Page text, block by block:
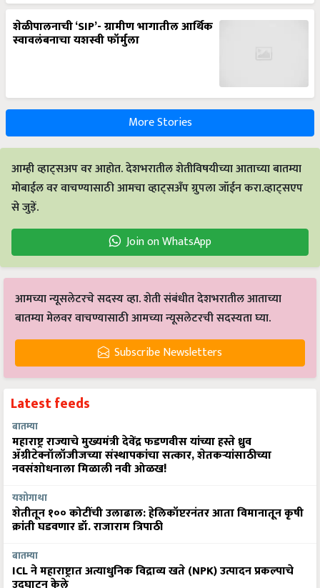
स्वावलंबनाचा यशस्वी फॉर्मुला
More Stories
आम्ही व्हाट्सअप वर आहोत. देशभरातील शेतीविषयीच्या आताच्या बातम्या
मोबाईल वर वाचण्यासाठी आमचा व्हाट्सअँप ग्रुपला जॉईन करा.व्हाट्सएप
से जुड़ें.
Join on WhatsApp
आमच्या न्यूसलेटरचे सदस्य व्हा. शेती संबंधीत देशभरातील आताच्या
बातम्या मेलवर वाचण्यासाठी आमच्या न्यूसलेटरची सदस्यता घ्या.
Subscribe Newsletters
बातम्या
महाराष्ट्र राज्याचे मुख्यमंत्री देवेंद्र फडणवीस यांच्या हस्ते ध्रुव
ॲग्रीटेक्नॉलॉजीजच्या संस्थापकांचा सत्कार, शेतकऱ्यांसाठीच्या
नवसंशोधनाला मिळाली नवी ओळख!
शेतीतून १०० कोटींची उलाढाल: हेलिकॉप्टरनंतर आता विमानातून कृषी
क्रांती घडवणार डॉ. राजाराम त्रिपाठी
ICL ने महाराष्ट्रात अत्याधुनिक विद्राव्य खते (NPK) उत्पादन प्रकल्पाचे
उद्घाटन केले